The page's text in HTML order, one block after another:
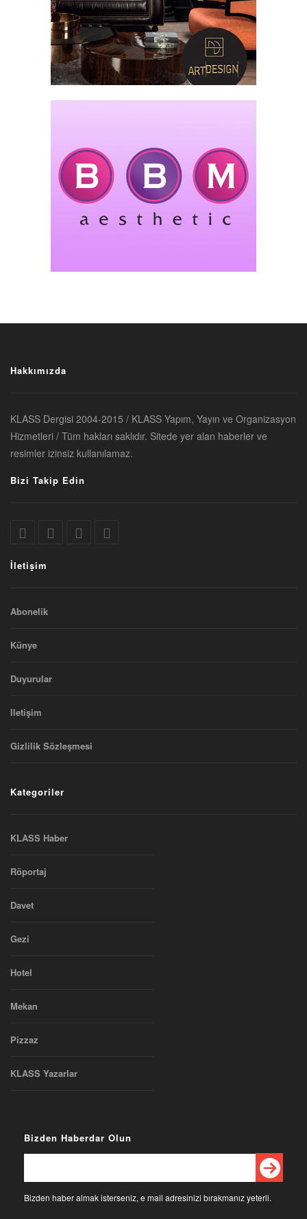
Hakkımızda
KLASS Dergisi 2004-2015 / KLASS Yapım, Yayın ve Organizasyon
Hizmetleri / Tüm hakları saklıdır. Sitede yer alan haberler ve
resimler izinsiz kullanılamaz.
Bizi Takip Edin
İletişim
Abonelik
Künye
Duyurular
Iletişim
Gizlilik Sözleşmesi
Kategoriler
KLASS Haber
Röportaj
Davet
Gezi
Hotel
Mekan
Pizzaz
KLASS Yazarlar
Bizden Haberdar Olun
Bizden haber almak isterseniz, e mail adresinizi bırakmanız yeterli.